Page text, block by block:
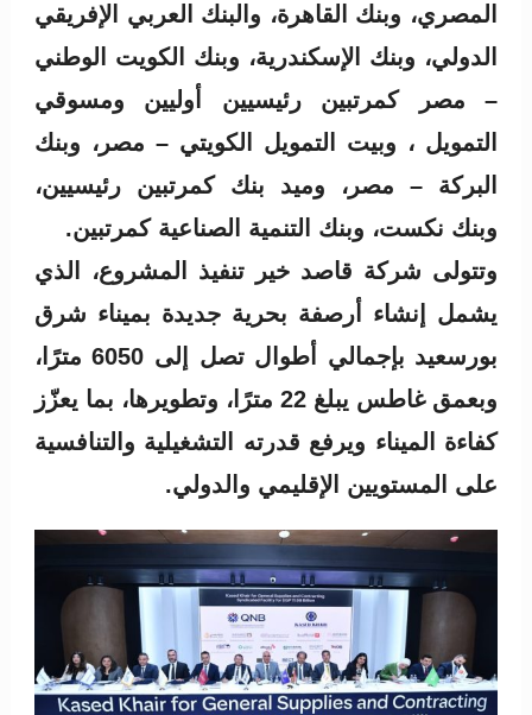
المصري، وبنك القاهرة، والبنك العربي الإفريقي
الدولي، وبنك الإسكندرية، وبنك الكويت الوطني
– مصر كمرتبين رئيسيين أوليين ومسوقي
التمويل ، وبيت التمويل الكويتي – مصر، وبنك
البركة – مصر، وميد بنك كمرتبين رئيسيين،
وبنك نكست، وبنك التنمية الصناعية كمرتبين.
وتتولى شركة قاصد خير تنفيذ المشروع، الذي
يشمل إنشاء أرصفة بحرية جديدة بميناء شرق
بورسعيد بإجمالي أطوال تصل إلى 6050 مترًا،
وبعمق غاطس يبلغ 22 مترًا، وتطويرها، بما يعزّز
كفاءة الميناء ويرفع قدرته التشغيلية والتنافسية
على المستويين الإقليمي والدولي.